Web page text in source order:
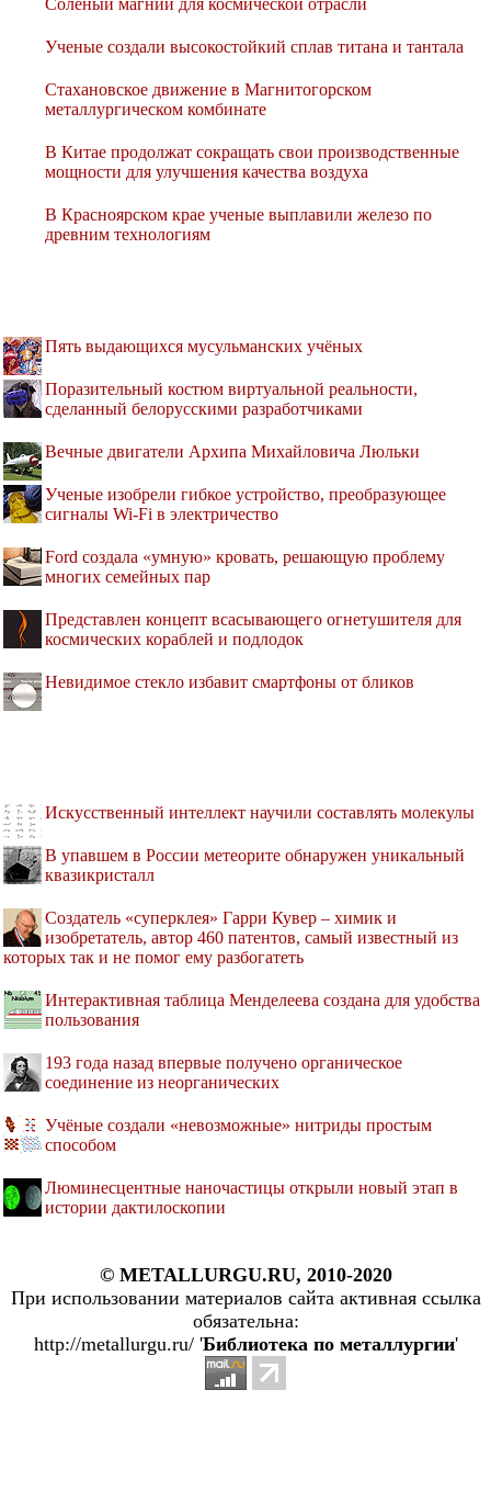
Ученые создали высокостойкий сплав титана и тантала
Стахановское движение в Магнитогорском
металлургическом комбинате
В Китае продолжат сокращать свои производственные
мощности для улучшения качества воздуха
В Красноярском крае ученые выплавили железо по
древним технологиям
Пять выдающихся мусульманских учёных
Поразительный костюм виртуальной реальности,
сделанный белорусскими разработчиками
Вечные двигатели Архипа Михайловича Люльки
Ученые изобрели гибкое устройство, преобразующее
сигналы Wi-Fi в электричество
Ford создала «умную» кровать, решающую проблему
многих семейных пар
Представлен концепт всасывающего огнетушителя для
космических кораблей и подлодок
Невидимое стекло избавит смартфоны от бликов
Искусственный интеллект научили составлять молекулы
В упавшем в России метеорите обнаружен уникальный
квазикристалл
Создатель «суперклея» Гарри Кувер – химик и
изобретатель, автор 460 патентов, самый известный из
которых так и не помог ему разбогатеть
Интерактивная таблица Менделеева создана для удобства
пользования
193 года назад впервые получено органическое
соединение из неорганических
Учёные создали «невозможные» нитриды простым
способом
Люминесцентные наночастицы открыли новый этап в
истории дактилоскопии
© METALLURGU.RU, 2010-2020
При использовании материалов сайта активная ссылка
обязательна:
http://metallurgu.ru/ 'Библиотека по металлургии'